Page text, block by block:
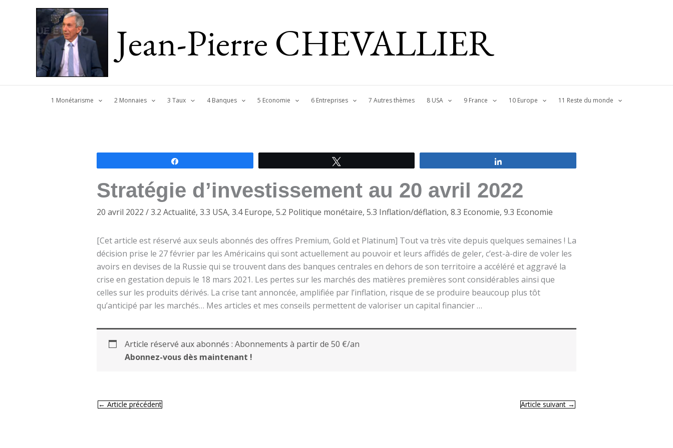
Jean-Pierre CHEVALLIER
1 Monétarisme 2 Monnaies 3 Taux 4 Banques 5 Economie 6 Entreprises 7 Autres thèmes 8 USA 9 France 10 Europe 11 Reste du monde
Stratégie d’investissement au 20 avril 2022
20 avril 2022 /3.2 Actualité, 3.3 USA, 3.4 Europe, 5.2 Politique monétaire, 5.3 Inflation/déflation, 8.3 Economie, 9.3 Economie
[Cet article est réservé aux seuls abonnés des offres Premium, Gold et Platinum] Tout va très vite depuis quelques semaines ! La
décision prise le 27 février par les Américains qui sont actuellement au pouvoir et leurs affidés de geler, c’est-à-dire de voler les
avoirs en devises de la Russie qui se trouvent dans des banques centrales en dehors de son territoire a accéléré et aggravé la
crise en gestation depuis le 18 mars 2021. Les pertes sur les marchés des matières premières sont considérables ainsi que
celles sur les produits dérivés. La crise tant annoncée, amplifiée par l’inflation, risque de se produire beaucoup plus tôt
qu’anticipé par les marchés… Mes articles et mes conseils permettent de valoriser un capital financier …
Article réservé aux abonnés : Abonnements à partir de 50 €/an
Abonnez-vous dès maintenant !
← Article précédent Article suivant →